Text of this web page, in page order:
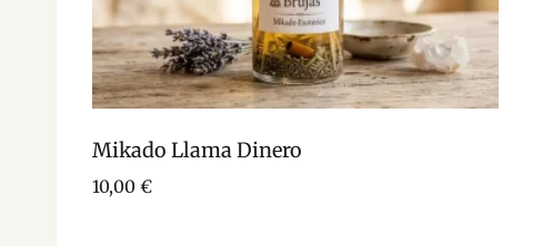
Mikado Llama Dinero
10,00 €